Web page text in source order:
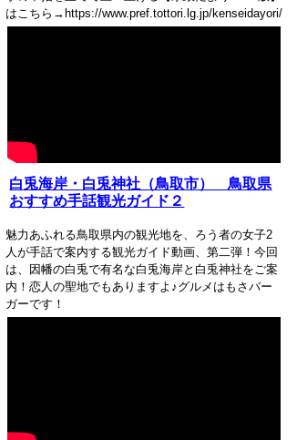
はこちら→https://www.pref.tottori.lg.jp/kenseidayori/
白兎海岸・白兎神社（鳥取市） 鳥取県
おすすめ手話観光ガイド２
魅力あふれる鳥取県内の観光地を、ろう者の女子2
人が手話で案内する観光ガイド動画、第二弾！今回
は、因幡の白兎で有名な白兎海岸と白兎神社をご案
内！恋人の聖地でもありますよ♪グルメはもさバー
ガーです！